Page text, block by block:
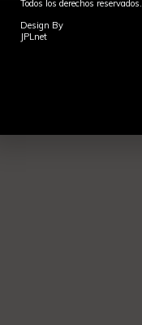
Todos los derechos reservados.
Design By
JPLnet